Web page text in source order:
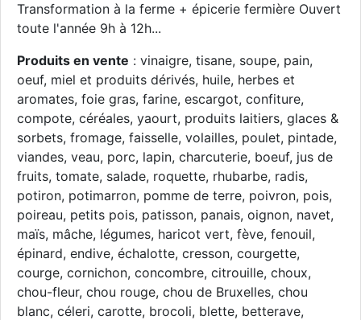
Transformation à la ferme + épicerie fermière Ouvert
toute l'année 9h à 12h...
Produits en vente : vinaigre, tisane, soupe, pain,
oeuf, miel et produits dérivés, huile, herbes et
aromates, foie gras, farine, escargot, confiture,
compote, céréales, yaourt, produits laitiers, glaces &
sorbets, fromage, faisselle, volailles, poulet, pintade,
viandes, veau, porc, lapin, charcuterie, boeuf, jus de
fruits, tomate, salade, roquette, rhubarbe, radis,
potiron, potimarron, pomme de terre, poivron, pois,
poireau, petits pois, patisson, panais, oignon, navet,
maïs, mâche, légumes, haricot vert, fève, fenouil,
épinard, endive, échalotte, cresson, courgette,
courge, cornichon, concombre, citrouille, choux,
chou-fleur, chou rouge, chou de Bruxelles, chou
blanc, céleri, carotte, brocoli, blette, betterave,